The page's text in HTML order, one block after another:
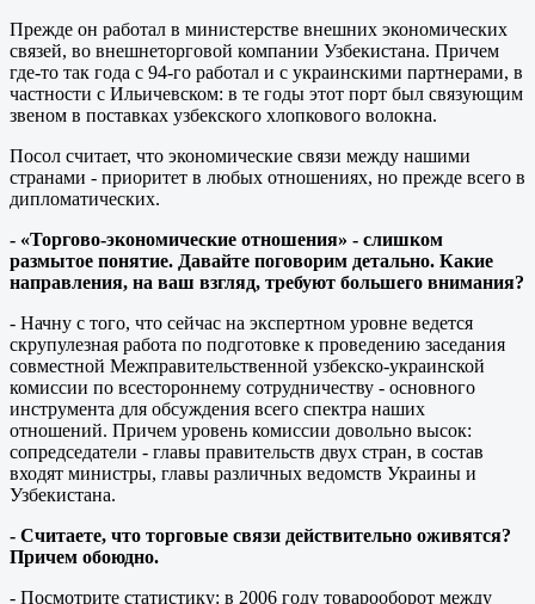
Прежде он работал в министерстве внешних экономических
связей, во внешнеторговой компании Узбекистана. Причем
где-то так года с 94-го работал и с украинскими партнерами, в
частности с Ильичевском: в те годы этот порт был связующим
звеном в поставках узбекского хлопкового волокна.
Посол считает, что экономические связи между нашими
странами - приоритет в любых отношениях, но прежде всего в
дипломатических.
- «Торгово-экономические отношения» - слишком
размытое понятие. Давайте поговорим детально. Какие
направления, на ваш взгляд, требуют большего внимания?
- Начну с того, что сейчас на экспертном уровне ведется
скрупулезная работа по подготовке к проведению заседания
совместной Межправительственной узбекско-украинской
комиссии по всестороннему сотрудничеству - основного
инструмента для обсуждения всего спектра наших
отношений. Причем уровень комиссии довольно высок:
сопредседатели - главы правительств двух стран, в состав
входят министры, главы различных ведомств Украины и
Узбекистана.
- Считаете, что торговые связи действительно оживятся?
Причем обоюдно.
- Посмотрите статистику: в 2006 году товарооборот между